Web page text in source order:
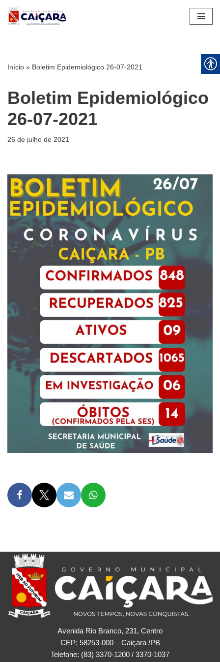
Pular
Início » Boletim Epidemiológico 26-07-2021
Boletim Epidemiológico
26-07-2021
26 de julho de 2021
Avenida Rio Branco, 231, Centro
CEP: 58253-000 – Caiçara /PB
Telefone: (83) 3370-1200 / 3370-1037